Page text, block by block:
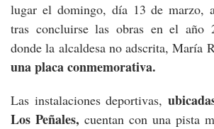
lugar el domingo, día 13 de marzo,
tras concluirse las obras en el año
donde la alcaldesa no adscrita, María
una placa conmemorativa.
Las instalaciones deportivas,
Los Peñales, cuentan con una pista